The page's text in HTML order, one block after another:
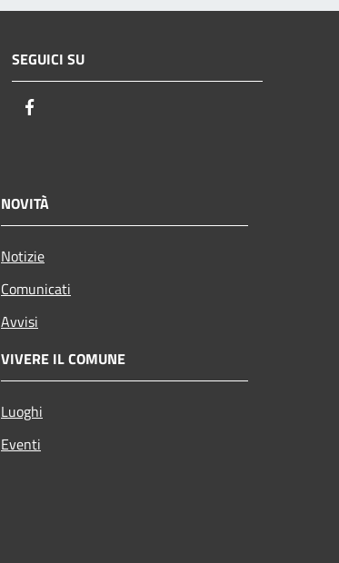
SEGUICI SU
NOVITÀ
Notizie
Comunicati
Avvisi
VIVERE IL COMUNE
Luoghi
Eventi